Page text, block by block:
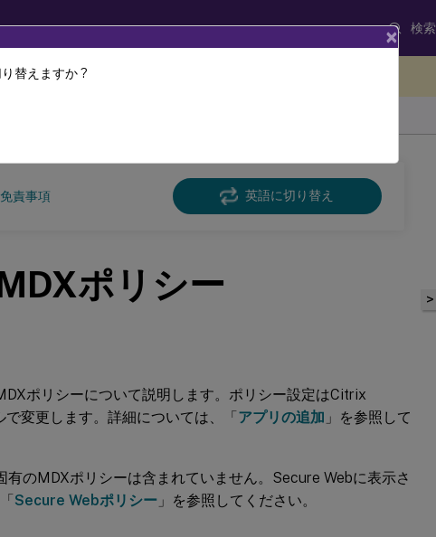
検索
。
免責事項 英語に切り替え
ポリシー
ポリシーについて説明します。ポリシー設定はCitrix
変更します。詳細については、「アプリの追加 」を参照して
有のMDXポリシーは含まれていません。Secure Webに表示さ
Secure Webポリシー 」を参照してください。
>
×
替えますか ?